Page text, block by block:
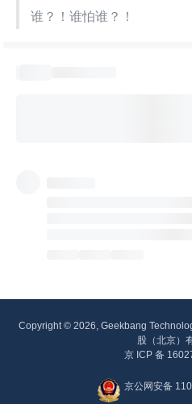
谁？！谁怕谁？！
Copyright © 2026, Geekbang
股（北京）
京 ICP 备
京公网安备